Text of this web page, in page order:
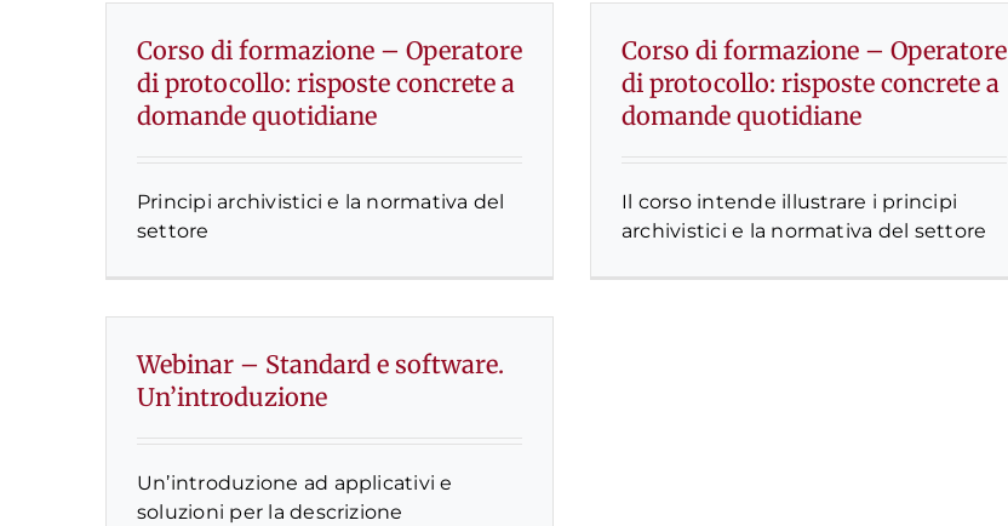
Corso di formazione – Operatore
di protocollo: risposte concrete a
domande quotidiane
Principi archivistici e la normativa del
settore
Corso di formazione – Operatore
di protocollo: risposte concrete a
domande quotidiane
Il corso intende illustrare i principi
archivistici e la normativa del settore
Webinar – Standard e software.
Un’introduzione
Un’introduzione ad applicativi e
soluzioni per la descrizione